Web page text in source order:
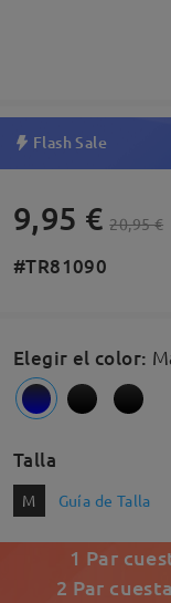
Flash Sale
9,95 € 20,95 €
#TR81090
Elegir el color:
Talla
M Guía de Talla
1 Par
2 Par